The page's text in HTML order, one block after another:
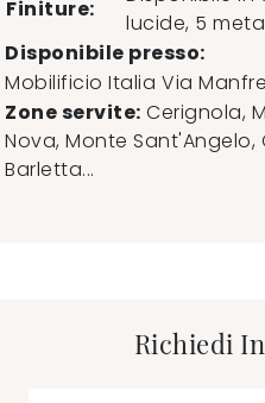
Finiture:
lucide, 5
Disponibile presso:
Mobilificio Italia Via
Zone servite: Cerignola,
Nova, Monte Sant'Angelo,
Barletta...
Richiedi